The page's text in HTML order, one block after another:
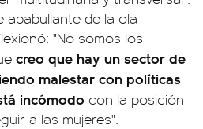
apabullante de la ola
"No somos los
creo que hay un sector de
malestar con políticas
incómodo con la posición
a las mujeres".